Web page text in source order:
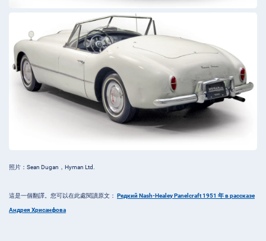
照片：Sean Dugan，Hyman Ltd.
這是一個翻譯。您可以在此處閱讀原文： Редкий Nash-Healey Panelcraft 1951 年 в рассказе
Андрея Хрисанфова